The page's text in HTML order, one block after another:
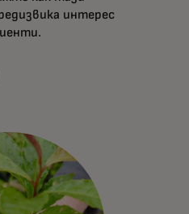
интерес